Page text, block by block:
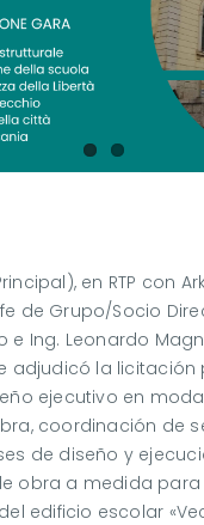
en RTP con
de Grupo/Socio
e Ing. Leonardo
adjudicó la licitación
ejecutivo en
coordinación de
de diseño y
obra a medida para
edificio escolar